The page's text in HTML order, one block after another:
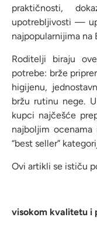
praktičnosti,
upotrebljivosti —
najpopularnijima na
Roditelji biraju
potrebe: brže
higijenu,
bržu rutinu nege.
kupci najčešće
najboljim
“best seller”
Ovi artikli se ističu
visokom kvalitetu i